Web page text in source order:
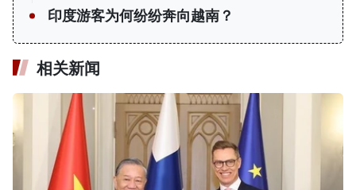
印度游客为何纷纷奔向越南？
相关新闻